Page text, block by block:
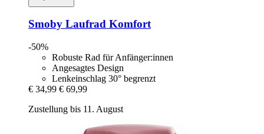
Smoby Laufrad Komfort
-50%
Robuste Rad für Anfänger:innen
Angesagtes Design
Lenkeinschlag 30° begrenzt
€ 34,99 € 69,99
Zustellung bis 11. August